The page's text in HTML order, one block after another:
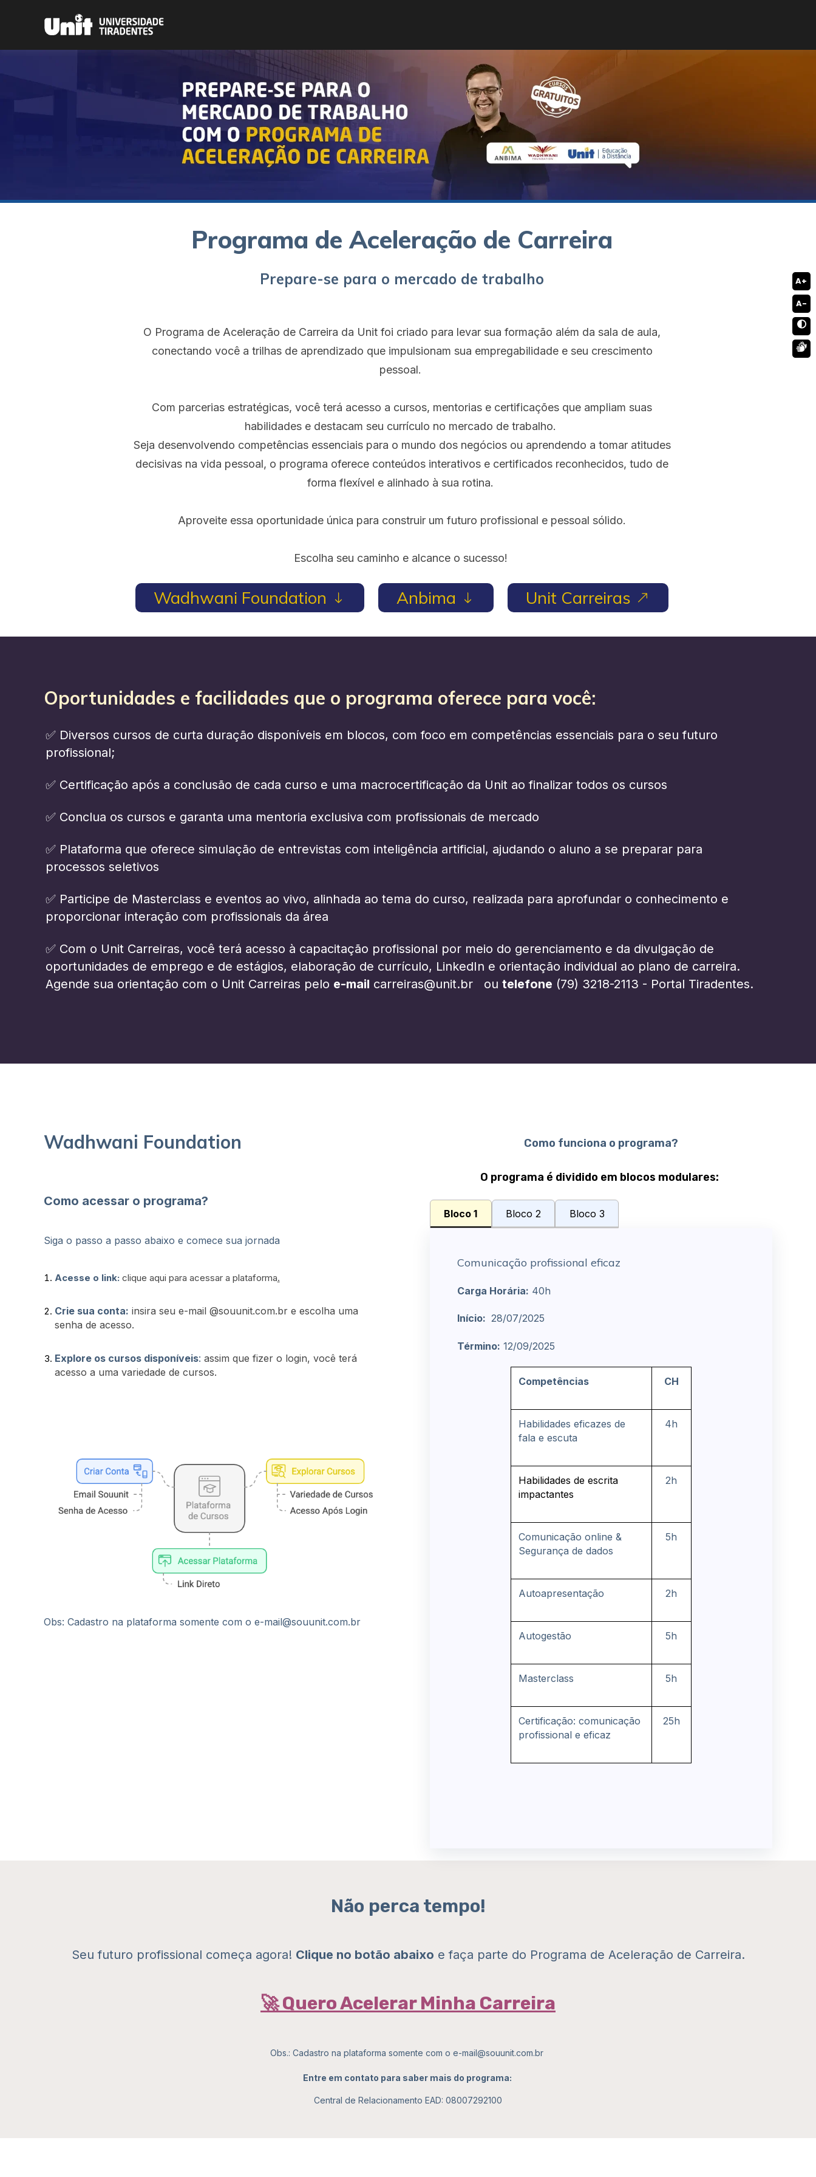
Programa de Aceleração de Carreira
Prepare-se para o mercado de trabalho
O Programa de Aceleração de Carreira da Unit foi criado para levar sua formação além da sala de aula,
conectando você a trilhas de aprendizado que impulsionam sua empregabilidade e seu crescimento
pessoal.
Com parcerias estratégicas, você terá acesso a cursos, mentorias e certificações que ampliam suas
habilidades e destacam seu currículo no mercado de trabalho.
Seja desenvolvendo competências essenciais para o mundo dos negócios ou aprendendo a tomar atitudes
decisivas na vida pessoal, o programa oferece conteúdos interativos e certificados reconhecidos, tudo de
forma flexível e alinhado à sua rotina.
Aproveite essa oportunidade única para construir um futuro profissional e pessoal sólido.
Escolha seu caminho e alcance o sucesso!
Wadhwani Foundation Anbima Unit Carreiras
Oportunidades e facilidades que o programa oferece para você:
✅ Diversos cursos de curta duração disponíveis em blocos, com foco em competências essenciais para o seu futuro
profissional;
✅ Certificação após a conclusão de cada curso e uma macrocertificação da Unit ao finalizar todos os cursos
✅ Conclua os cursos e garanta uma mentoria exclusiva com profissionais de mercado
✅ Plataforma que oferece simulação de entrevistas com inteligência artificial, ajudando o aluno a se preparar para
processos seletivos
✅ Participe de Masterclass e eventos ao vivo, alinhada ao tema do curso, realizada para aprofundar o conhecimento e
proporcionar interação com profissionais da área
✅ Com o Unit Carreiras, você terá acesso à capacitação profissional por meio do gerenciamento e da divulgação de
oportunidades de emprego e de estágios, elaboração de currículo, LinkedIn e orientação individual ao plano de carreira.
Agende sua orientação com o Unit Carreiras pelo e-mail carreiras@unit.br ou telefone (79) 3218-2113 - Portal Tiradentes.
Wadhwani Foundation
Como acessar o programa?
Siga o passo a passo abaixo e comece sua jornada
Acesse o link: clique aqui para acessar a plataforma.
Crie sua conta: insira seu e-mail @souunit.com.br e escolha uma
senha de acesso.
Explore os cursos disponíveis: assim que fizer o login, você terá
acesso a uma variedade de cursos.
Obs: Cadastro na plataforma somente com o e-mail@souunit.com.br
Como funciona o programa?
O programa é dividido em blocos modulares:
Bloco 1 Bloco 2 Bloco 3
Comunicação profissional eficaz
Carga Horária: 40h
Início: 28/07/2025
Término: 12/09/2025
Competências CH
Habilidades eficazes de
fala e escuta
4h
Habilidades de escrita
impactantes
2h
Comunicação online &
Segurança de dados
5h
Autoapresentação 2h
Autogestão 5h
Masterclass 5h
Certificação: comunicação
profissional e eficaz
25h
Não perca tempo!
Seu futuro profissional começa agora! Clique no botão abaixo e faça parte do Programa de Aceleração de Carreira.
🚀 Quero Acelerar Minha Carreira
Obs.: Cadastro na plataforma somente com o e-mail@souunit.com.br
Entre em contato para saber mais do programa:
Central de Relacionamento EAD: 08007292100
A+
A-